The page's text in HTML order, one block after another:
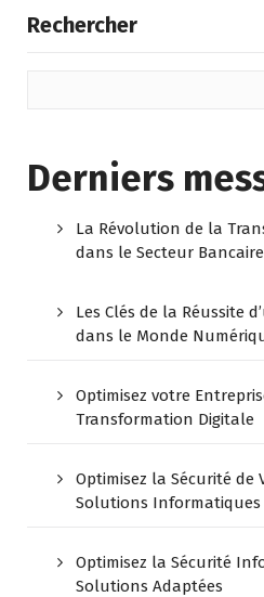
Rechercher
Derniers
La Révolution de la
dans le Secteur Bancaire
Les Clés de la Réussite
dans le Monde
Optimisez votre
Transformation Digitale
Optimisez la Sécurité de
Solutions Informatiques
Optimisez la Sécurité
Solutions Adaptées